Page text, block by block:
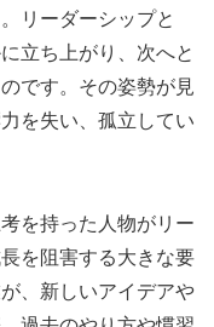
リーダーシップと
立ち上がり、次へと
です。その姿勢が見
を失い、孤立してい
を持った人物がリー
を阻害する大きな要
、新しいアイデアや